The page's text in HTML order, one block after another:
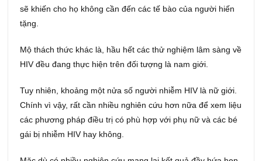
sẽ khiến cho họ không cần đến các tế bào của người hiến
tặng.
Mộ thách thức khác là, hầu hết các thử nghiệm lâm sàng về
HIV đều đang thực hiện trên đối tượng là nam giới.
Tuy nhiên, khoảng một nửa số người nhiễm HIV là nữ giới.
Chính vì vậy, rất cần nhiều nghiên cứu hơn nữa để xem liệu
các phương pháp điều trị có phù hợp với phụ nữ và các bé
gái bị nhiễm HIV hay không.